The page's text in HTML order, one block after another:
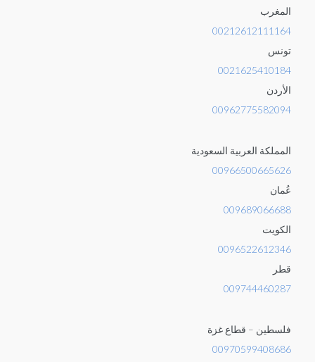
المغرب
00212612111164
تونس
0021625410184
الأردن
00962775582094
المملكة العربية السعودية
00966500665626
عُمان
009689066688
الكويت
0096522612346
قطر
009744460287
فلسطين – قطاع غزة
00970599408686